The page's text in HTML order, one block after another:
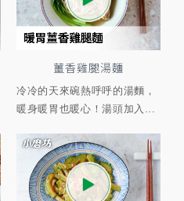
薑香雞腿湯麵
冷冷的天來碗熱呼呼的湯麵，
暖身暖胃也暖心！湯頭加入...